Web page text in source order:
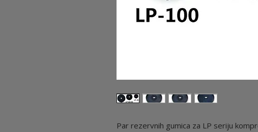
Par rezervnih gumica za LP seriju